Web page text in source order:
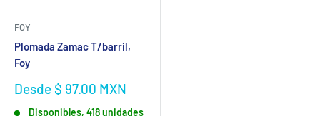
FOY
Plomada Zamac T/barril,
Foy
Precio
Desde $ 97.00 MXN
Disponibles, 418 unidades